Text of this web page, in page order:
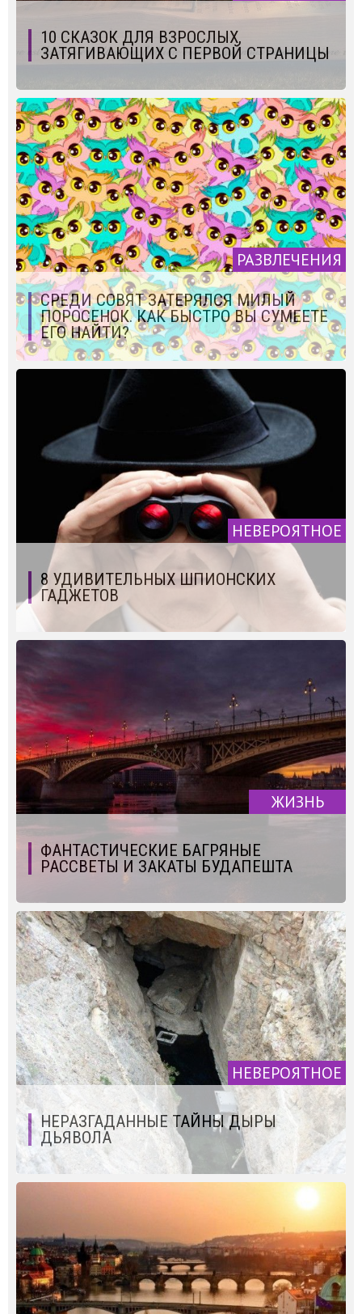
10 СКАЗОК ДЛЯ ВЗРОСЛЫХ,
ЗАТЯГИВАЮЩИХ С ПЕРВОЙ СТРАНИЦЫ
РАЗВЛЕЧЕНИЯ
СРЕДИ СОВЯТ ЗАТЕРЯЛСЯ МИЛЫЙ
ПОРОСЕНОК. КАК БЫСТРО ВЫ СУМЕЕТЕ
ЕГО НАЙТИ?
НЕВЕРОЯТНОЕ
8 УДИВИТЕЛЬНЫХ ШПИОНСКИХ
ГАДЖЕТОВ
ЖИЗНЬ
ФАНТАСТИЧЕСКИЕ БАГРЯНЫЕ
РАССВЕТЫ И ЗАКАТЫ БУДАПЕШТА
НЕВЕРОЯТНОЕ
НЕРАЗГАДАННЫЕ ТАЙНЫ ДЫРЫ
ДЬЯВОЛА